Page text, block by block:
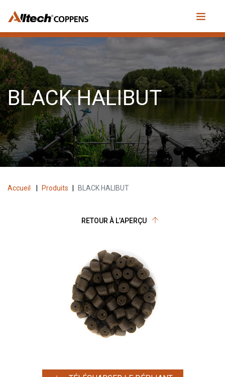
BLACK HALIBUT
Accueil Produits BLACK HALIBUT
RETOUR À L’APERÇU